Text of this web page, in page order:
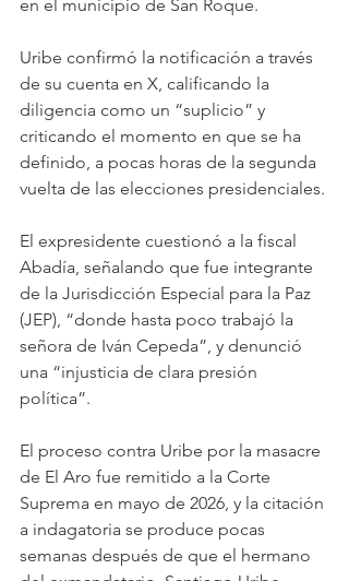
en el municipio de San Roque.
Uribe confirmó la notificación a través
de su cuenta en X, calificando la
diligencia como un “suplicio” y
criticando el momento en que se ha
definido, a pocas horas de la segunda
vuelta de las elecciones presidenciales.
El expresidente cuestionó a la fiscal
Abadía, señalando que fue integrante
de la Jurisdicción Especial para la Paz
(JEP), “donde hasta poco trabajó la
señora de Iván Cepeda”, y denunció
una “injusticia de clara presión
política”.
El proceso contra Uribe por la masacre
de El Aro fue remitido a la Corte
Suprema en mayo de 2026, y la citación
a indagatoria se produce pocas
semanas después de que el hermano